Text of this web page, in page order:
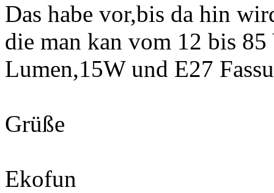
Das habe vor,bis da hin
die man kan vom 12 bis
Lumen,15W und E27
Grüße
Ekofun